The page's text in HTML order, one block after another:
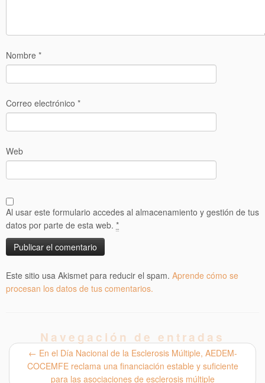
Nombre *
Correo electrónico *
Web
Al usar este formulario accedes al almacenamiento y gestión de tus
datos por parte de esta web. *
Este sitio usa Akismet para reducir el spam. Aprende cómo se
procesan los datos de tus comentarios.
Navegación de entradas
← En el Día Nacional de la Esclerosis Múltiple, AEDEM-
COCEMFE reclama una financiación estable y suficiente
para las asociaciones de esclerosis múltiple